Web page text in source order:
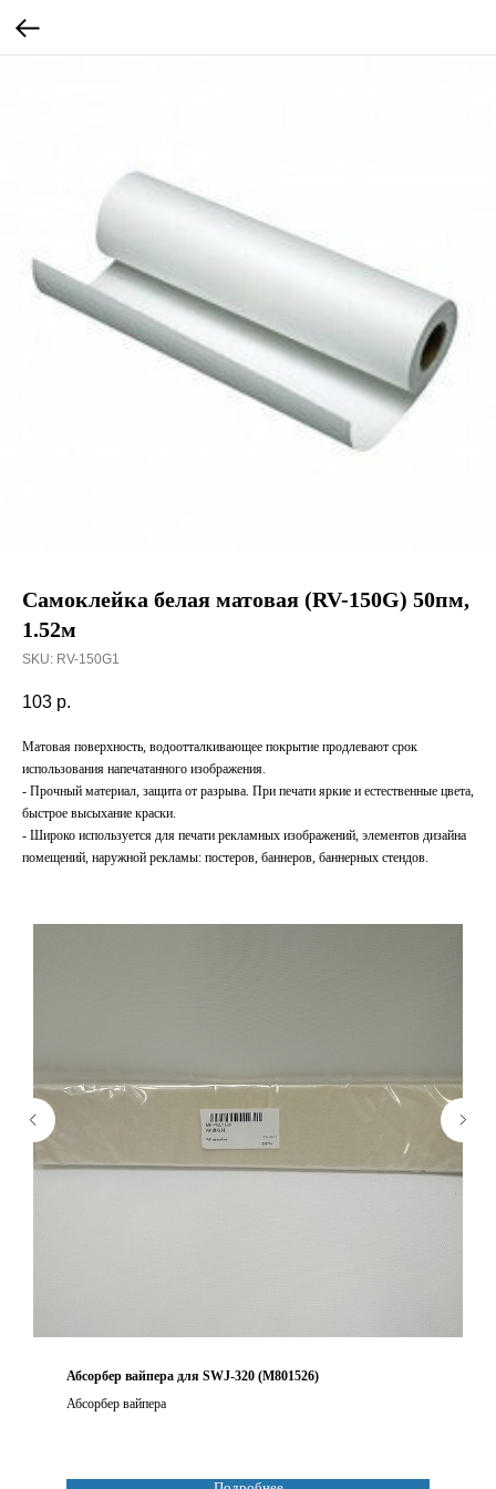
Самоклейка белая матовая (RV-150G) 50пм,
1.52м
SKU: RV-150G1
103 р.
Матовая поверхность, водоотталкивающее покрытие продлевают срок
использования напечатанного изображения.
- Прочный материал, защита от разрыва. При печати яркие и естественные цвета,
быстрое высыхание краски.
- Широко используется для печати рекламных изображений, элементов дизайна
помещений, наружной рекламы: постеров, баннеров, баннерных стендов.
Абсорбер вайпера для SWJ-320 (M801526)
Абсорбер вайпера